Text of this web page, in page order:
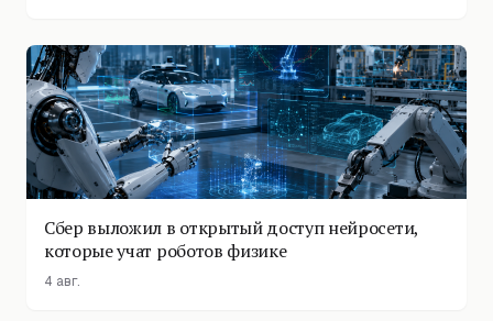
Сбер выложил в открытый доступ нейросети,
которые учат роботов физике
4 авг.